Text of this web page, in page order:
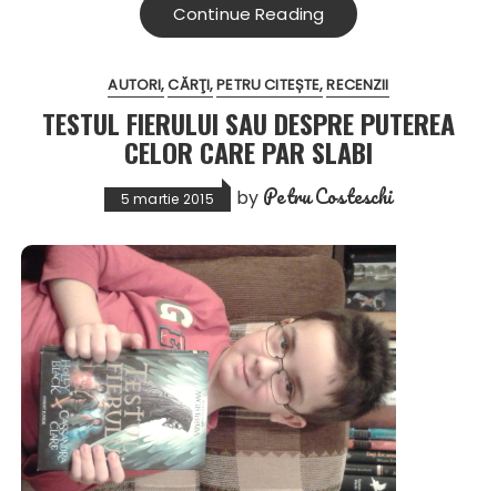
Continue Reading
AUTORI CĂRŢI PETRU CITEȘTE RECENZII
TESTUL FIERULUI SAU DESPRE PUTEREA
CELOR CARE PAR SLABI
5 martie 2015 by Petru Costeschi